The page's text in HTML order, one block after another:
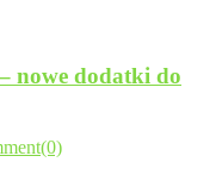
nowe dodatki do